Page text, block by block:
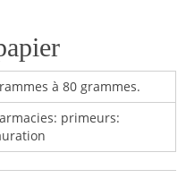
à 80 grammes.
primeurs: